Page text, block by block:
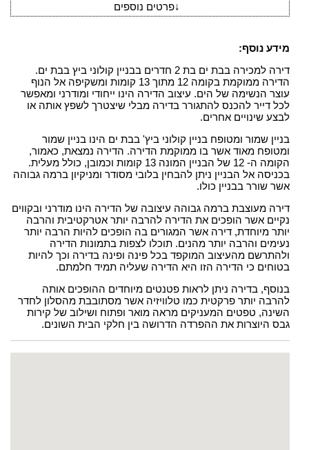
↓פרטים נוספים
מידע נוסף:
דירה למכירה בבת ים בת 2 חדרים בבניין קולוני ביץ בבת ים.
הדירה ממוקמת בקומה 12 מתוך 13 קומות ומשקיפה אל הנוף
עוצר הנשימה של הים. עיצוב הדירה הינו ייחודי ומודרני ומאפשר
לכל דייר להכנס להתגורר בדירה מבלי שיצטרך לשפץ אותה או
לבצע שינויים אחרים.
בניין שמור ומטופח בניין קולוני ביץ' בבת ים הינו בניין שמור
ומטופח מאוד אשר בו ממוקמת הדירה. הדירה נמצאת, כאמור,
הקומה ה- 12 של הבניין המונה 13 קומות וכמובן, כולל מעלית.
בכניסה אל הבניין ניתן להבחין בלובי מסודר ומניקיון ברמה גבוהה
אשר שורר בבניין כולו.
דירה מעוצבת ברמה גבוהה עיצובה של הדירה הינו מודרני ובקווים
נקיים אשר הופכים את הדירה להרבה יותר אטרקטיבית והרבה
יותר מיוחדת, דירה אשר המגורים בה הופכים להיות הרבה יותר
נעימים והרבה יותר מהנים. תוכלו לצפות בתמונות הדירה
ולהתרשם מהעיצוב המוקפד בכל פינה ופינה בדירה וכך להיות
בטוחים כי הדירה הזו היא הדירה שעליה תמיד חלמתם.
בנוסף, בדירה ניתן לראות פטנטים מיוחדים ההופכים אותה
להרבה יותר פרקטית כמו טלוויזיה אשר מסתובבת מהסלון לחדר
השינה, טפטים המעניקים מראה מואר ופתוח ושילוב של קירות
גבס היוצרות את ההפרדה הדרושה בין חלקי הבית השונים.